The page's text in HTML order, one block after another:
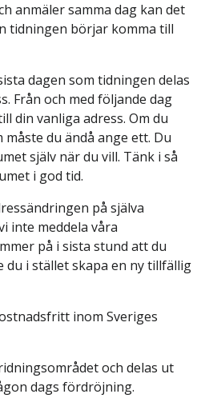
anmäler samma dag kan det
tidningen börjar komma till
dagen som tidningen delas
Från och med följande dag
din vanliga adress. Om du
du ändå ange ett. Du
själv när du vill. Tänk i så
i god tid.
på själva
inte meddela våra
på i sista stund att du
du i stället skapa en ny tillfällig
inom Sveriges
och delas ut
dags fördröjning.